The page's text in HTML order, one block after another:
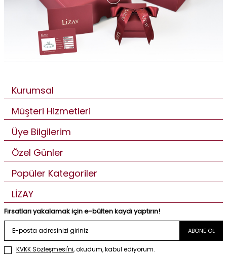
Kurumsal
Müşteri Hizmetleri
Üye Bilgilerim
Özel Günler
Popüler Kategoriler
LİZAY
Fırsatları yakalamak için e-bülten kaydı yaptırın!
ABONE OL
KVKK Sözleşmesi'ni, okudum, kabul ediyorum.